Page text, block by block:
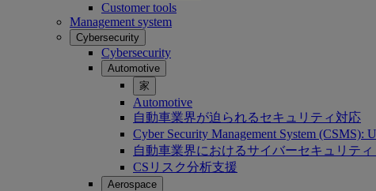
Customer tools
Management system
Cybersecurity
Cybersecurity
Automotive
家
Automotive
自動車業界が迫られるセキュリティ対応
Cyber Security Management System
自動車業界におけるサイバーセキュリティ
CSリスク分析支援
Aerospace